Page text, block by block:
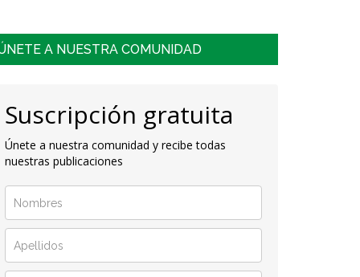
A NUESTRA COMUNIDAD
Suscripción gratuita
Únete a nuestra comunidad y recibe todas
nuestras publicaciones